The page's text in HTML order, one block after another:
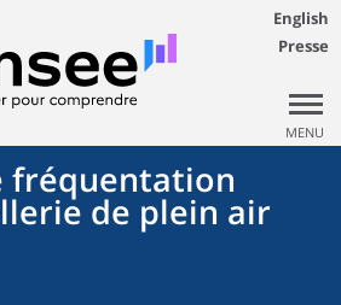
English
Presse
MENU
fréquentation
de plein air